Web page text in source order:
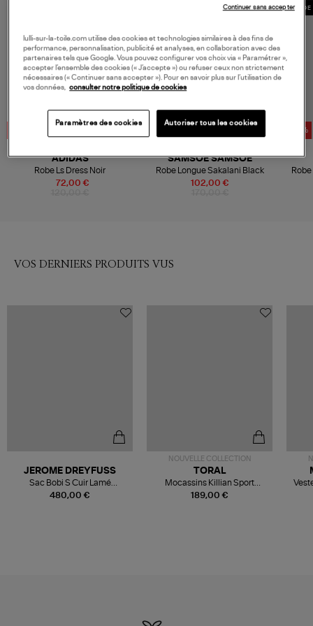
72,00 €
ADIDAS
Robe Ls Dress Noir
102,00 €
SAMSOE SAMSOE
Robe Longue Sakalani Black
MADE
-50%
VOS DERNIERS PRODUITS VUS
480,00 €
JEROME DREYFUSS
Sac Bobi S Cuir Lamé
Champagne
NOUVELLE COLLECTION
189,00 €
TORAL
Mocassins Killian Sport
Mousse
lulli-sur-la-toile.com utilise des cookies et technologies similaires à des fins de
performance, personnalisation, publicité et analyses, en collaboration avec des
partenaires tels que Google. Vous pouvez configurer vos choix via « Paramétrer »,
accepter l’ensemble des cookies (« J’accepte ») ou refuser ceux non strictement
nécessaires (« Continuer sans accepter »). Pour en savoir plus sur l’utilisation de
vos données, consulter notre politique de cookies
Paramètres des cookies Autoriser tous les cookies
Continuer sans accepter